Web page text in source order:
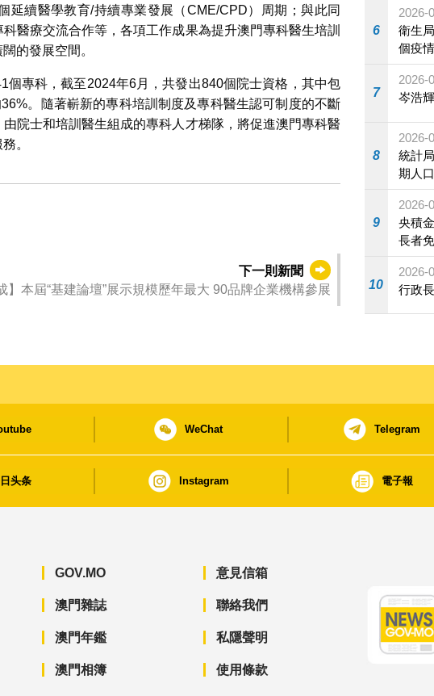
延續醫學教育/持續專業發展（CME/CPD）周期；與此同
醫療交流合作等，各項工作成果為提升澳門專科醫生培訓
的發展空間。
個專科，截至2024年6月，共發出840個院士資格，其中包
。隨著嶄新的專科培訓制度及專科醫生認可制度的不斷
院士和培訓醫生組成的專科人才梯隊，將促進澳門專科醫
。
下一則新聞
】本屆“基建論壇”展示規模歷年最大 90品牌企業機構參展
6
2026-
衛生
個疫
施
7
2026-
岑浩
8
2026-
統計局8月
期人
9
2026-
央積金
長者
10
2026-
行政
WeChat Telegram
头条 Instagram 電子報
GOV.MO
澳門雜誌
澳門年鑑
澳門相簿
意見信箱
聯絡我們
私隱聲明
使用條款